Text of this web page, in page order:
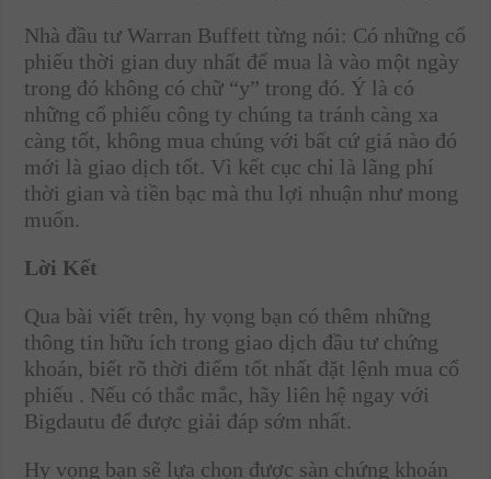
Nhà đầu tư Warran Buffett từng nói: Có những cổ
phiếu thời gian duy nhất để mua là vào một ngày
trong đó không có chữ “y” trong đó. Ý là có
những cổ phiếu công ty chúng ta tránh càng xa
càng tốt, không mua chúng với bất cứ giá nào đó
mới là giao dịch tốt. Vì kết cục chỉ là lãng phí
thời gian và tiền bạc mà thu lợi nhuận như mong
muốn.
Lời Kết
Qua bài viết trên, hy vọng bạn có thêm những
thông tin hữu ích trong giao dịch đầu tư chứng
khoán, biết rõ thời điểm tốt nhất đặt lệnh mua cổ
phiếu . Nếu có thắc mắc, hãy liên hệ ngay với
Bigdautu để được giải đáp sớm nhất.
Hy vọng bạn sẽ lựa chọn được sàn chứng khoán